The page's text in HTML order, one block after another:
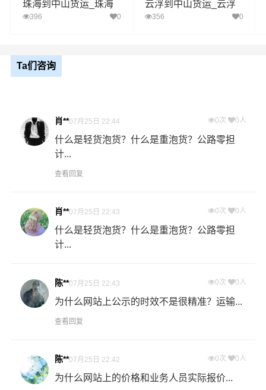
送货
中山
横栏镇、五桂山街道、小榄镇、神湾镇、中山港街
如何计算汕尾至中山物流费用总报价？
物流费用总报价=汕尾提货费用+专线运输费用+中山送货上
怎么计算专线运输费用？
专线运输费用的计算方式为：单价货物乘以重量或者体
积。先确定货物性质，货物性质可分为重货、重泡货、泡
什么是提货费用（也称接货费、取货费、上门提货费）？
物流公司安排车辆上门把货物运送到专线运输商进行配载
过程中产生的费用称为提货费。提货过程是发货时很重要
流基本信息。
什么是送货费用？
珠海到中山货运_珠海
至中山物流专线
396 0
云浮到中山货运_云浮
至中山物流专线
356 0
Ta们咨询
肖**07月25日 22:44 0次 0人
什么是轻货泡货？什么是重泡货？公路零担
计...
查看回复
肖**07月25日 22:43 0次 0人
什么是轻货泡货？什么是重泡货？公路零担
计...
陈**07月25日 22:43 0次 0人
为什么网站上公示的时效不是很精准？运输...
查看回复
陈**07月25日 22:42 0次 0人
为什么网站上的价格和业务人员实际报价...